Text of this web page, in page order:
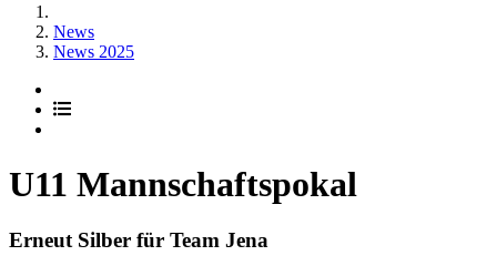
News
News 2025
U11 Mannschaftspokal
Erneut Silber für Team Jena